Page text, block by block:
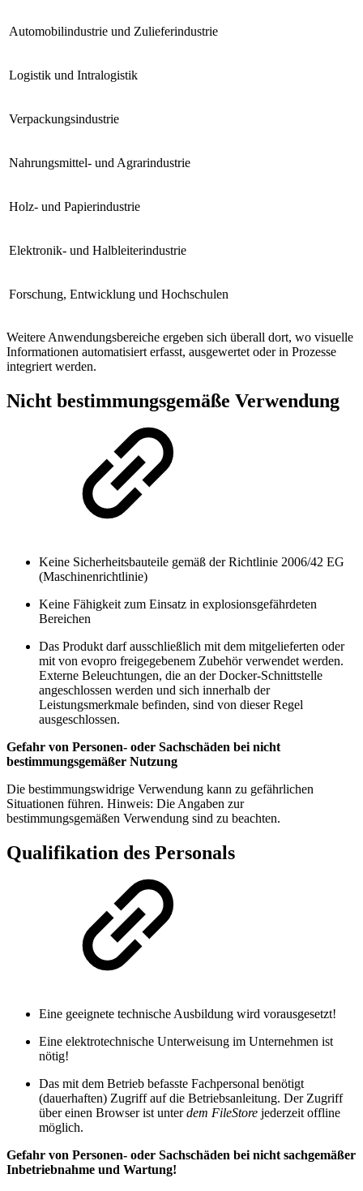
Automobilindustrie und Zulieferindustrie
Logistik und Intralogistik
Verpackungsindustrie
Nahrungsmittel- und Agrarindustrie
Holz- und Papierindustrie
Elektronik- und Halbleiterindustrie
Forschung, Entwicklung und Hochschulen
Weitere Anwendungsbereiche ergeben sich überall dort, wo visuelle
Informationen automatisiert erfasst, ausgewertet oder in Prozesse
integriert werden.
Nicht bestimmungsgemäße Verwendung
Keine Sicherheitsbauteile gemäß der Richtlinie 2006/42 EG
(Maschinenrichtlinie)
Keine Fähigkeit zum Einsatz in explosionsgefährdeten
Bereichen
Das Produkt darf ausschließlich mit dem mitgelieferten oder
mit von evopro freigegebenem Zubehör verwendet werden.
Externe Beleuchtungen, die an der Docker-Schnittstelle
angeschlossen werden und sich innerhalb der
Leistungsmerkmale befinden, sind von dieser Regel
ausgeschlossen.
Gefahr von Personen- oder Sachschäden bei nicht
bestimmungsgemäßer Nutzung
Die bestimmungswidrige Verwendung kann zu gefährlichen
Situationen führen. Hinweis: Die Angaben zur
bestimmungsgemäßen Verwendung sind zu beachten.
Qualifikation des Personals
Eine geeignete technische Ausbildung wird vorausgesetzt!
Eine elektrotechnische Unterweisung im Unternehmen ist
nötig!
Das mit dem Betrieb befasste Fachpersonal benötigt
(dauerhaften) Zugriff auf die Betriebsanleitung. Der Zugriff
über einen Browser ist unterdem FileStore jederzeit offline
möglich.
Gefahr von Personen- oder Sachschäden bei nicht sachgemäßer
Inbetriebnahme und Wartung!